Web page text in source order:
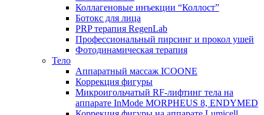
Коллагеновые инъекции “Коллост”
Ботокс для лица
PRP терапия RegenLab
Профессиональный пирсинг и прокол ушей
Фотодинамическая терапия
Тело
Аппаратный массаж ICOONE
Коррекция фигуры
Микроигольчатый RF-лифтинг тела на
аппарате InMode MORPHEUS 8, ENDYMED